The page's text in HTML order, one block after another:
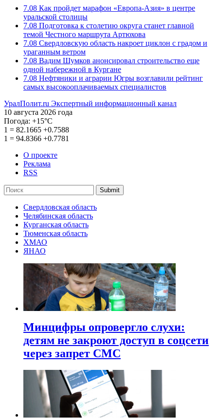
7.08 Как пройдет марафон «Европа-Азия» в центре
уральской столицы
7.08 Подготовка к столетию округа станет главной
темой Честного маршрута Артюхова
7.08 Свердловскую область накроет циклон с градом и
ураганным ветром
7.08 Вадим Шумков анонсировал строительство еще
одной набережной в Кургане
7.08 Нефтяники и аграрии Югры возглавили рейтинг
самых высокооплачиваемых специалистов
УралПолит.ru Экспертный информационный канал
10 августа 2026 года
Погода: +15°С
1 = 82.1665 +0.7588
1 = 94.8366 +0.7781
О проекте
Реклама
RSS
Submit
Свердловская область
Челябинская область
Курганская область
Тюменская область
ХМАО
ЯНАО
Минцифры опровергло слухи:
детям не закроют доступ в соцсети
через запрет СМС